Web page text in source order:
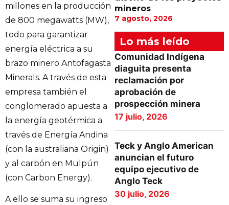
millones en la producción
de 800 megawatts (MW),
todo para garantizar
energía eléctrica a su
brazo minero Antofagasta
Minerals. A través de esta
empresa también el
conglomerado apuesta a
la energía geotérmica a
través de Energía Andina
(con la australiana Origin)
y al carbón en Mulpún
(con Carbon Energy).
A ello se suma su ingreso
mineros
7 agosto, 2026
Lo más leído
Comunidad Indígena
diaguita presenta
reclamación por
aprobación de
prospección minera
17 julio, 2026
Teck y Anglo American
anuncian el futuro
equipo ejecutivo de
Anglo Teck
30 julio, 2026